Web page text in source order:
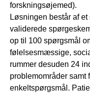
forskningsøjemed).
Løsningen består af
validerede
op til 100 spørgsmål
følelsesmæssige,
rummer desuden 24
problemområder samt
enkeltspørgsmål.